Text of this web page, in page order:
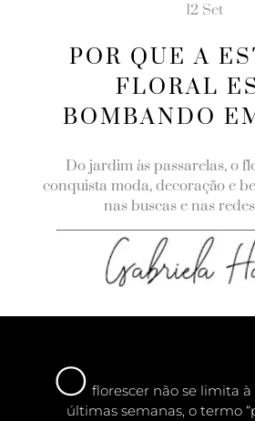
POR QUE A
FLORAL
BOMBANDO
12 Set
Do jardim às passarelas, o
conquista moda, decoração e
nas buscas e nas
O florescer não se limita
últimas semanas, o termo